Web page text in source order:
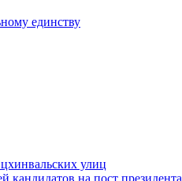
единству
улиц
на пост президента